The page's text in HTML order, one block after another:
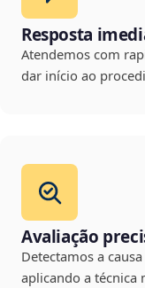
Resposta
Atendemos com
dar início ao
Avaliação
Detectamos a
aplicando a técnica